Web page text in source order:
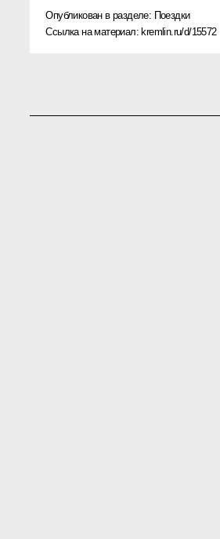
Опубликован в разделе: Поездки
Ссылка на материал: kremlin.ru/d/15572